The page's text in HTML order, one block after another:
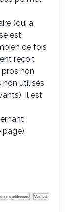
(qui a
est
de fois
reçoit
non
non utilisés
Il est
page)